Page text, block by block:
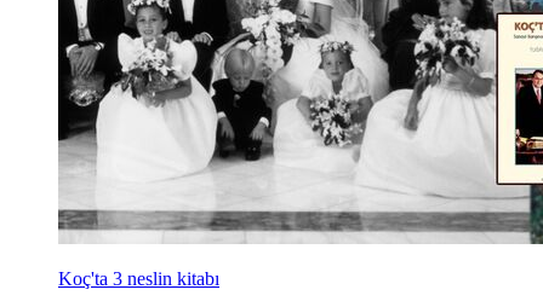
Koç'ta 3 neslin kitabı